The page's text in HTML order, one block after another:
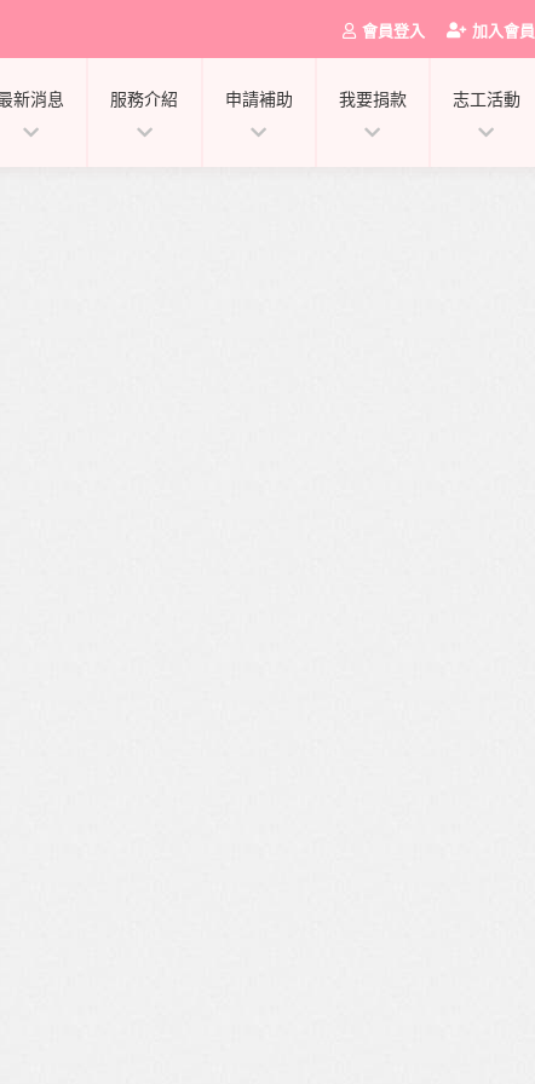
會員登入 加入會員
新消息 服務介紹 申請補助 我要捐款 志工活動